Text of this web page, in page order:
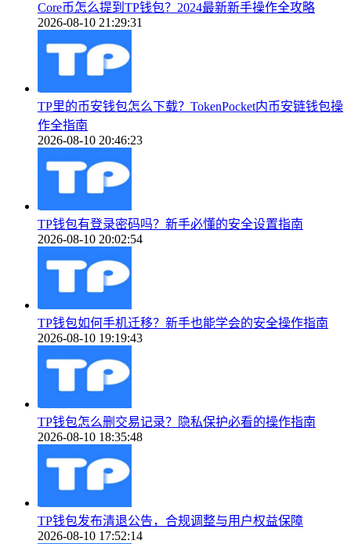
Core币怎么提到TP钱包？2024最新新手操作全攻略
2026-08-10 21:29:31
TP里的币安钱包怎么下载？TokenPocket内币安链钱包操
作全指南
2026-08-10 20:46:23
TP钱包有登录密码吗？新手必懂的安全设置指南
2026-08-10 20:02:54
TP钱包如何手机迁移？新手也能学会的安全操作指南
2026-08-10 19:19:43
TP钱包怎么删交易记录？隐私保护必看的操作指南
2026-08-10 18:35:48
TP钱包发布清退公告，合规调整与用户权益保障
2026-08-10 17:52:14